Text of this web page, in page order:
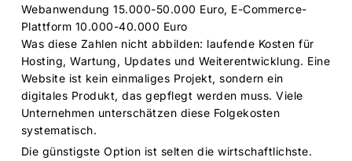
Webanwendung 15.000-50.000 Euro, E-Commerce-
Plattform 10.000-40.000 Euro
Was diese Zahlen nicht abbilden: laufende Kosten für
Hosting, Wartung, Updates und Weiterentwicklung. Eine
Website ist kein einmaliges Projekt, sondern ein
digitales Produkt, das gepflegt werden muss. Viele
Unternehmen unterschätzen diese Folgekosten
systematisch.
Die günstigste Option ist selten die wirtschaftlichste.